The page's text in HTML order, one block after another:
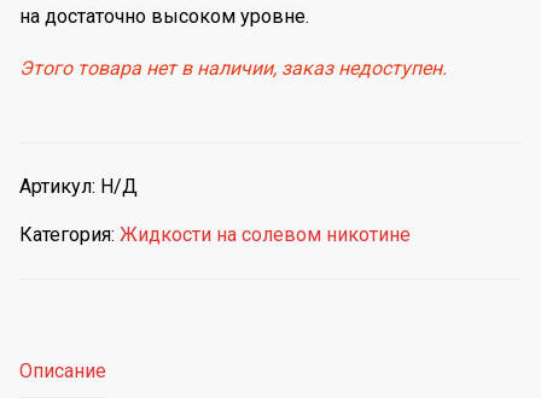
на достаточно высоком уровне.
Этого товара нет в наличии, заказ недоступен.
Артикул: Н/Д
Категория: Жидкости на солевом никотине
Описание